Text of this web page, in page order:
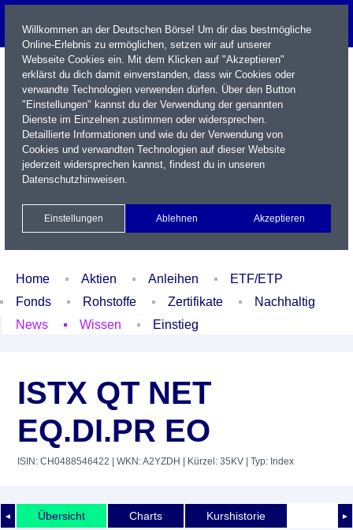
Name / WKN / ISIN / Kürzel
Xetra Realtime
Watchlist Portfolio Login
Home Aktien Anleihen
ETF/ETP
Fonds
Rohstoffe Zertifikate
Nachhaltig
News
Wissen Einstieg
ISTX QT NET
EQ.DI.PR EO
ISIN: CH0488546422 | WKN: A2YZDH | Kürzel: 35KV | Typ: Index
◄ ►
Übersicht Charts Kurshistorie
Willkommen an der Deutschen Börse! Um dir das bestmögliche
Online-Erlebnis zu ermöglichen, setzen wir auf unserer
Webseite Cookies ein. Mit dem Klicken auf "Akzeptieren"
erklärst du dich damit einverstanden, dass wir Cookies oder
verwandte Technologien verwenden dürfen. Über den Button
"Einstellungen" kannst du der Verwendung der genannten
Dienste im Einzelnen zustimmen oder widersprechen.
Detaillierte Informationen und wie du der Verwendung von
Cookies und verwandten Technologien auf dieser Website
jederzeit widersprechen kannst, findest du in unseren
Datenschutzhinweisen.
Einstellungen Ablehnen Akzeptieren